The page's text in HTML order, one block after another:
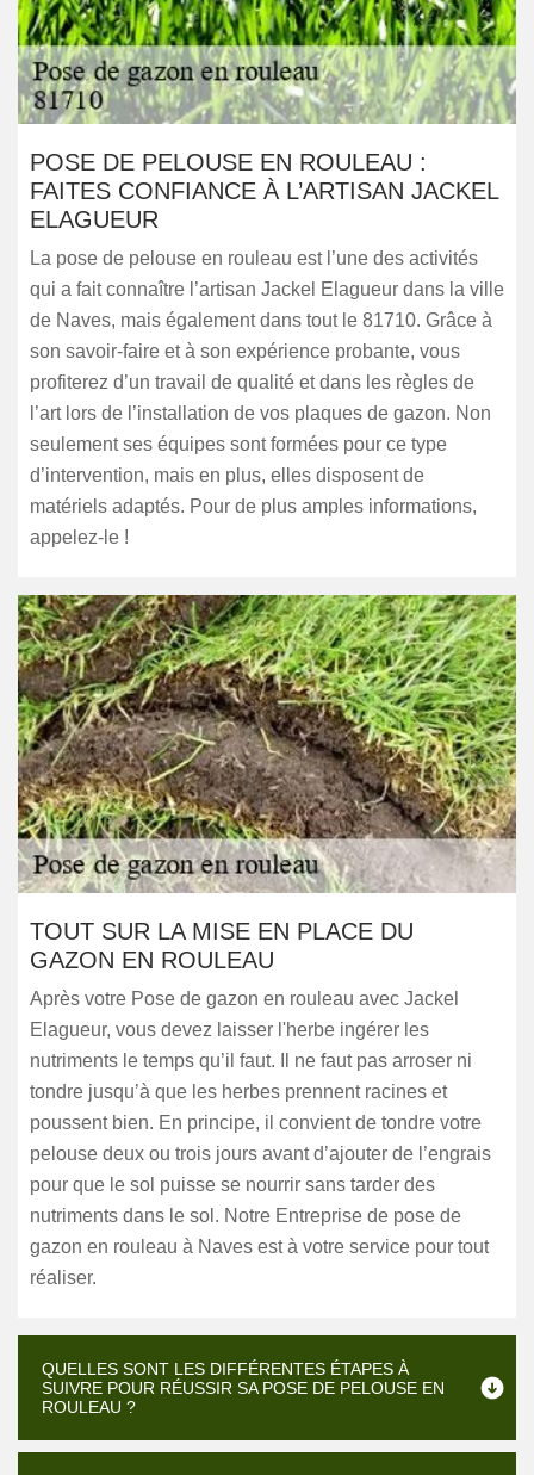
POSE DE PELOUSE EN ROULEAU :
FAITES CONFIANCE À L’ARTISAN JACKEL
ELAGUEUR
La pose de pelouse en rouleau est l’une des activités
qui a fait connaître l’artisan Jackel Elagueur dans la ville
de Naves, mais également dans tout le 81710. Grâce à
son savoir-faire et à son expérience probante, vous
profiterez d’un travail de qualité et dans les règles de
l’art lors de l’installation de vos plaques de gazon. Non
seulement ses équipes sont formées pour ce type
d’intervention, mais en plus, elles disposent de
matériels adaptés. Pour de plus amples informations,
appelez-le !
TOUT SUR LA MISE EN PLACE DU
GAZON EN ROULEAU
Après votre Pose de gazon en rouleau avec Jackel
Elagueur, vous devez laisser l'herbe ingérer les
nutriments le temps qu’il faut. Il ne faut pas arroser ni
tondre jusqu’à que les herbes prennent racines et
poussent bien. En principe, il convient de tondre votre
pelouse deux ou trois jours avant d’ajouter de l’engrais
pour que le sol puisse se nourrir sans tarder des
nutriments dans le sol. Notre Entreprise de pose de
gazon en rouleau à Naves est à votre service pour tout
réaliser.
QUELLES SONT LES DIFFÉRENTES ÉTAPES À
SUIVRE POUR RÉUSSIR SA POSE DE PELOUSE EN
ROULEAU ?